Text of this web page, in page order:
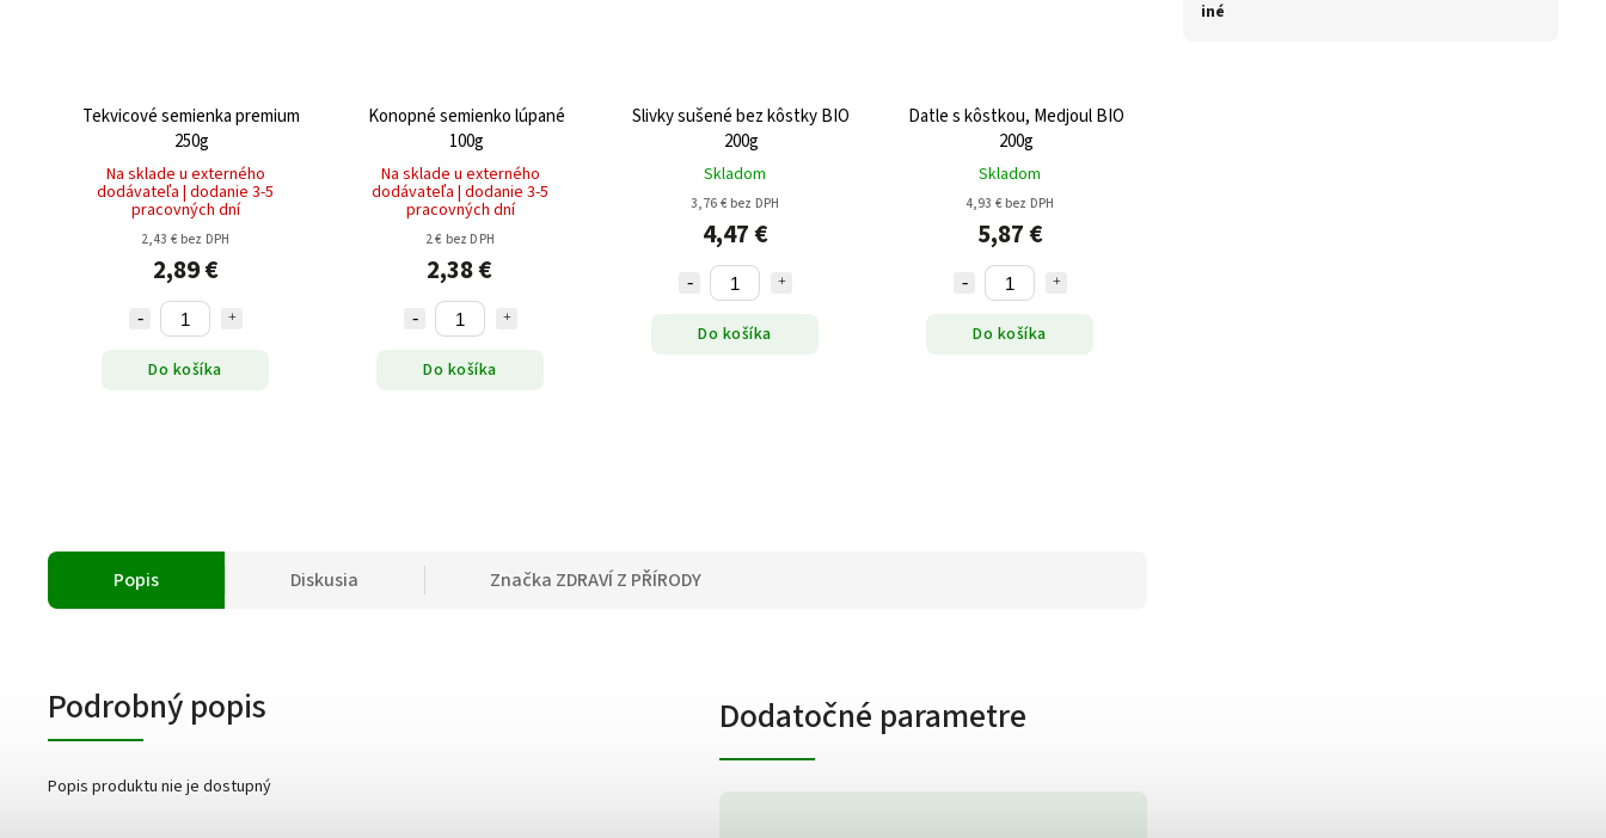
iné
Tekvicové semienka premium
250g
Na sklade u externého
dodávateľa | dodanie 3-5
pracovných dní
2,43 € bez DPH
2,89 €
Do košíka
Konopné semienko lúpané
100g
Na sklade u externého
dodávateľa | dodanie 3-5
pracovných dní
2 € bez DPH
2,38 €
Do košíka
Slivky sušené bez kôstky BIO
200g
Skladom
3,76 € bez DPH
4,47 €
Do košíka
Datle s kôstkou, Medjoul BIO
200g
Skladom
4,93 € bez DPH
5,87 €
Do košíka
Popis Diskusia Značka ZDRAVÍ Z PŘÍRODY
Podrobný popis
Popis produktu nie je dostupný
Dodatočné parametre